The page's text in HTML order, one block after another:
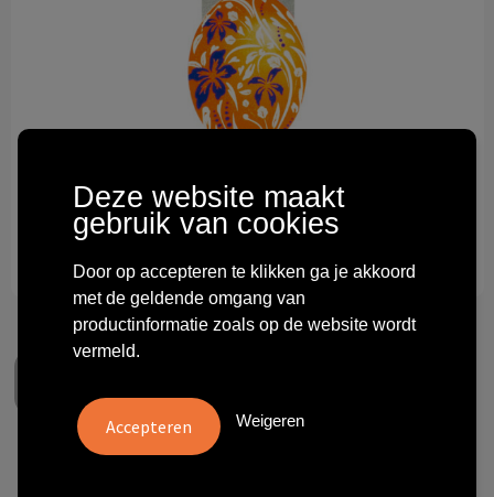
Technologie & gadgets
Themageschenken
Overig
Deze website maakt
gebruik van cookies
Door op accepteren te klikken ga je akkoord
met de geldende omgang van
productinformatie zoals op de website wordt
vermeld.
Weigeren